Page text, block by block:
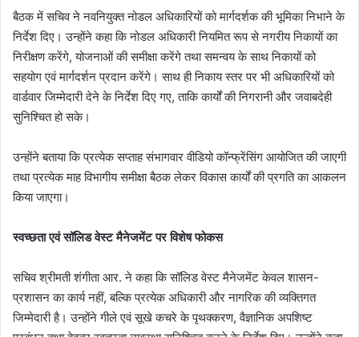
बैठक में सचिव ने नवनियुक्त नोडल अधिकारियों को मार्गदर्शक की भूमिका निभाने के
निर्देश दिए। उन्होंने कहा कि नोडल अधिकारी नियमित रूप से नगरीय निकायों का
निरीक्षण करेंगे, योजनाओं की समीक्षा करेंगे तथा समन्वय के साथ निकायों को
सहयोग एवं मार्गदर्शन प्रदान करेंगे। साथ ही निकाय स्तर पर भी अधिकारियों को
वार्डवार जिम्मेदारी देने के निर्देश दिए गए, ताकि कार्यों की निगरानी और जवाबदेही
सुनिश्चित हो सके।
उन्होंने बताया कि प्रत्येक सप्ताह संभागवार वीडियो कॉन्फ्रेंसिंग आयोजित की जाएगी
तथा प्रत्येक माह विभागीय समीक्षा बैठक लेकर विकास कार्यों की प्रगति का आकलन
किया जाएगा।
स्वच्छता एवं सॉलिड वेस्ट मैनेजमेंट पर विशेष फोकस
सचिव श्रीमती शंगीता आर. ने कहा कि सॉलिड वेस्ट मैनेजमेंट केवल शासन-
प्रशासन का कार्य नहीं, बल्कि प्रत्येक अधिकारी और नागरिक की व्यक्तिगत
जिम्मेदारी है। उन्होंने गीले एवं सूखे कचरे के पृथक्करण, वैज्ञानिक अपशिष्ट